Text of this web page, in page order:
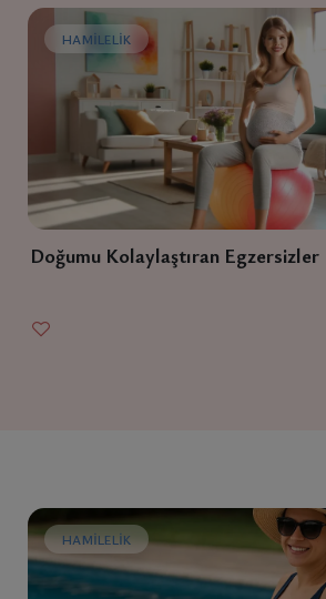
HAMILELIK
Doğumu Kolaylaştıran Egzersizler
HAMILELIK